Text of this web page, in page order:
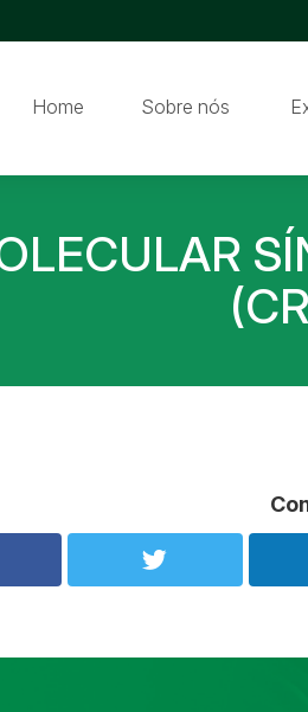
Home Sobre nós